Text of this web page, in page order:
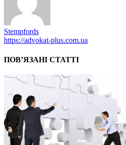
Stempfords
https://advokat-plus.com.ua
ПОВ’ЯЗАНІ СТАТТІ